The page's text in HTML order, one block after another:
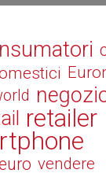
retailer
vendere